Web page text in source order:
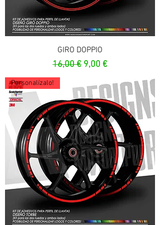
GIRO DOPPIO
Prezzo regolare
16,00 € Prezzo scontato
9,00 €
Personalízalo!